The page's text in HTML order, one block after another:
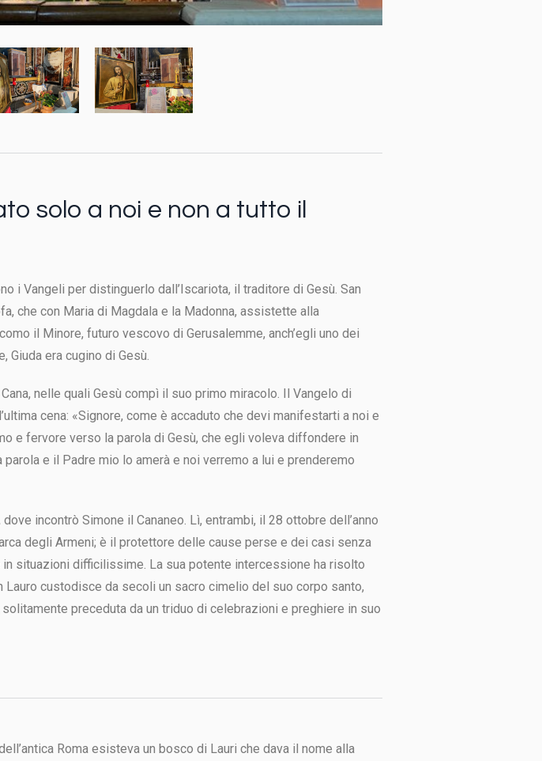
solo a noi e non a tutto il
i Vangeli per distinguerlo dall’Iscariota, il traditore di Gesù. San
che con Maria di Magdala e la Madonna, assistette alla
il Minore, futuro vescovo di Gerusalemme, anch’egli uno dei
era cugino di Gesù.
nelle quali Gesù compì il suo primo miracolo. Il Vangelo di
cena: «Signore, come è accaduto che devi manifestarti a noi e
e fervore verso la parola di Gesù, che egli voleva diffondere in
e il Padre mio lo amerà e noi verremo a lui e prenderemo
incontrò Simone il Cananeo. Lì, entrambi, il 28 ottobre dell’anno
degli Armeni; è il protettore delle cause perse e dei casi senza
situazioni difficilissime. La sua potente intercessione ha risolto
Lauro custodisce da secoli un sacro cimelio del suo corpo santo,
preceduta da un triduo di celebrazioni e preghiere in suo
Roma esisteva un bosco di Lauri che dava il nome alla